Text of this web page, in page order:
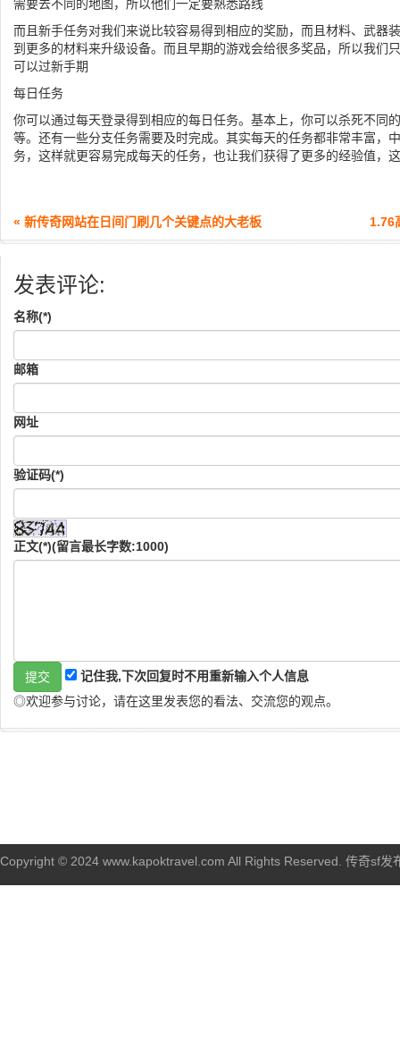
需要去不同的地图，所以他们一定要熟悉路线
而且新手任务对我们来说比较容易得到相应的奖励，而且材料、武器
到更多的材料来升级设备。而且早期的游戏会给很多奖品，所以我们
可以过新手期
每日任务
你可以通过每天登录得到相应的每日任务。基本上，你可以杀死不同
等。还有一些分支任务需要及时完成。其实每天的任务都非常丰富，
务，这样就更容易完成每天的任务，也让我们获得了更多的经验值，
« 新传奇网站在日间门刷几个关键点的大老板 1.76
发表评论:
名称(*)
邮箱
网址
验证码(*)
正文(*)(留言最长字数:1000)
记住我,下次回复时不用重新输入个人信息
◎欢迎参与讨论，请在这里发表您的看法、交流您的观点。
Copyright © 2024 www.kapoktravel.com All Rights Reserved. 传奇sf发